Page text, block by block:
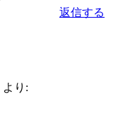
返信する
より: